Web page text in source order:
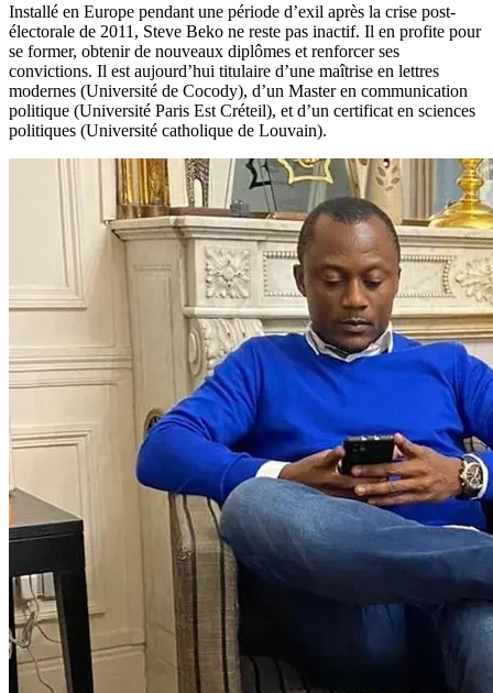
Installé en Europe pendant une période d’exil après la crise post-
électorale de 2011, Steve Beko ne reste pas inactif. Il en profite pour
se former, obtenir de nouveaux diplômes et renforcer ses
convictions. Il est aujourd’hui titulaire d’une maîtrise en lettres
modernes (Université de Cocody), d’un Master en communication
politique (Université Paris Est Créteil), et d’un certificat en sciences
politiques (Université catholique de Louvain).